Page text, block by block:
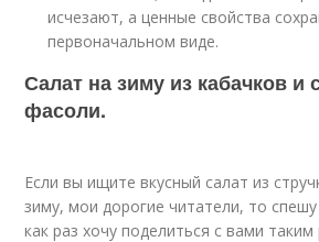
исчезают, а ценные свойства
первоначальном виде.
Салат на зиму из кабачков и
фасоли.
Если вы ищите вкусный салат из
зиму, мои дорогие читатели, то
как раз хочу поделиться с вами